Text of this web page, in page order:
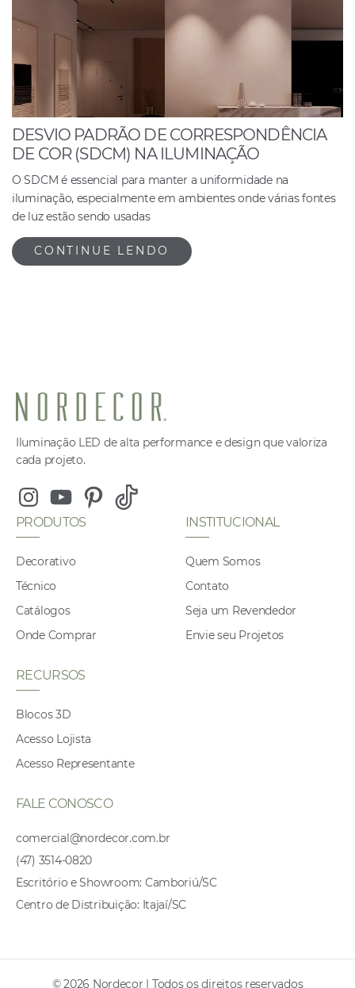
DESVIO PADRÃO DE CORRESPONDÊNCIA
DE COR (SDCM) NA ILUMINAÇÃO
O SDCM é essencial para manter a uniformidade na
iluminação, especialmente em ambientes onde várias fontes
de luz estão sendo usadas
CONTINUE LENDO
Iluminação LED de alta performance e design que valoriza
cada projeto.
InstagramYoutubePinterest
Tiktok
PRODUTOS
Decorativo
Técnico
Catálogos
Onde Comprar
INSTITUCIONAL
Quem Somos
Contato
Seja um Revendedor
Envie seu Projetos
RECURSOS
Blocos 3D
Acesso Lojista
Acesso Representante
FALE CONOSCO
comercial@nordecor.com.br
(47) 3514-0820
Escritório e Showroom: Camboriú/SC
Centro de Distribuição: Itajaí/SC
© 2026 Nordecor | Todos os direitos reservados